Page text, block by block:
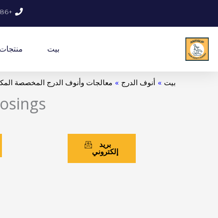
المحتوى
+86 188 5313 8623
بيت منتجات
بيت » أنوف الدرج » معالجات وأنوف الدرج المخصصة
بريد
إلكتروني